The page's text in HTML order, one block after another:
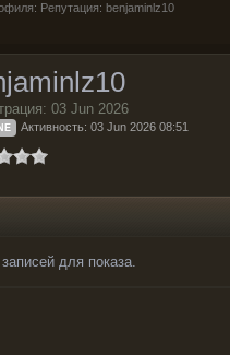
Репутация: benjaminlz10
03 Jun 2026
Активность: 03 Jun 2026 08:51
для показа.